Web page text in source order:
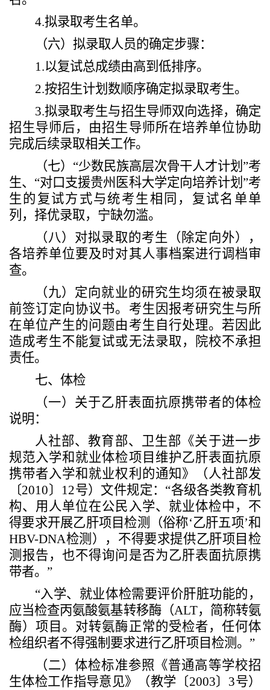
4.拟录取考生名单。
（六） 拟录取人员的确定步骤：
1.以复试总成绩由高到低排序。
2.按招生计划数顺序确定拟录取考生。
3.拟录取考生与招生导师双向选择，确定
招生导师后，由招生导师所在培养单位协助
完成后续录取相关工作。
（七） “少数民族高层次骨干人才计划”考
生、 “对口支援贵州医科大学定向培养计划 ”考
生的复试方式与统考生相同，复试名单单
列，择优录取，宁缺勿滥。
（八） 对拟录取的考生（除定向外），
各培养单位要及时对其人事档案进行调档审
查。
（九） 定向就业的研究生均须在被录取
前签订定向协议书。考生因报考研究生与所
在单位产生的问题由考生自行处理。若因此
造成考生不能复试或无法录取，院校不承担
责任。
七、体检
（一）关于乙肝表面抗原携带者的体检
说明：
人社部、教育部、卫生部《关于进一步
规范入学和就业体检项目维护乙肝表面抗原
携带者入学和就业权利的通知》（人社部发
〔2010〕 12号）文件规定： “各级各类教育机
构、用人单位在公民入学、就业体检中，不
得要求开展乙肝项目检测（俗称‘乙肝五项’和
HBV-DNA检测），不得要求提供乙肝项目检
测报告，也不得询问是否为乙肝表面抗原携
带者。 ”
“入学、就业体检需要评价肝脏功能的，
应当检查丙氨酸氨基转移酶（ALT，简称转氨
酶）项目。对转氨酶正常的受检者，任何体
检组织者不得强制要求进行乙肝项目检测。 ”
（二）体检标准参照《普通高等学校招
生体检工作指导意见》（教学〔2003〕 3号）